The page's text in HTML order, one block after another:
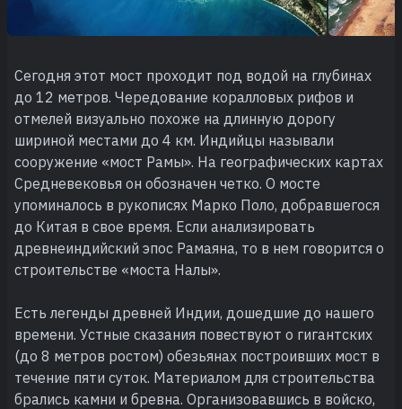
Сегодня этот мост проходит под водой на глубинах
до 12 метров. Чередование коралловых рифов и
отмелей визуально похоже на длинную дорогу
шириной местами до 4 км. Индийцы называли
сооружение «мост Рамы». На географических картах
Средневековья он обозначен четко. О мосте
упоминалось в рукописях Марко Поло, добравшегося
до Китая в свое время. Если анализировать
древнеиндийский эпос Рамаяна, то в нем говорится о
строительстве «моста Налы».
Есть легенды древней Индии, дошедшие до нашего
времени. Устные сказания повествуют о гигантских
(до 8 метров ростом) обезьянах построивших мост в
течение пяти суток. Материалом для строительства
брались камни и бревна. Организовавшись в войско,